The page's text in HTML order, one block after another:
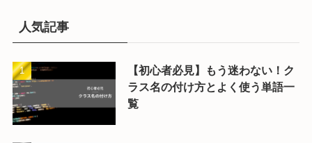
人気記事
【初心者必見】もう迷わない！ク
ラス名の付け方とよく使う単語一
覧